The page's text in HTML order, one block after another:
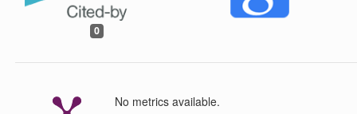
0
No metrics available.